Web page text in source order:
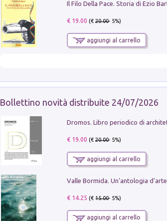
€ 19.00 (€20.00- 5%)
aggiungi al carrello
Bollettino novità distribuite 24/07/2026
€ 19.00 (€20.00- 5%)
aggiungi al carrello
Valle Bormida. Un'antologia d'arte
€ 14.25 (€15.00- 5%)
aggiungi al carrello